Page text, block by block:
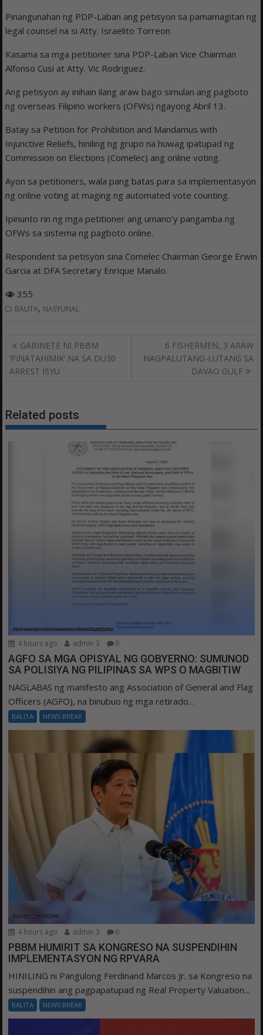
Pinangunahan ng PDP-Laban ang petisyon sa pamamagitan ng
legal counsel na si Atty. Israelito Torreon.
Kasama sa mga petitioner sina PDP-Laban Vice Chairman
Alfonso Cusi at Atty. Vic Rodriguez.
Ang petisyon ay inihain ilang araw bago simulan ang pagboto
ng overseas Filipino workers (OFWs) ngayong Abril 13.
Batay sa Petition for Prohibition and Mandamus with
Injunctive Reliefs, hiniling ng grupo na huwag ipatupad ng
Commission on Elections (Comelec) ang online voting.
Ayon sa petitioners, wala pang batas para sa implementasyon
ng online voting at maging ng automated vote counting.
Ipinunto rin ng mga petitioner ang umano’y pangamba ng
OFWs sa sistema ng pagboto online.
Respondent sa petisyon sina Comelec Chairman George Erwin
Garcia at DFA Secretary Enrique Manalo.
355
BALITA, NASYUNAL
Post
navigation
GABINETE NI PBBM
‘PINATAHIMIK’ NA SA DU30
ARREST ISYU
6 FISHERMEN, 3 ARAW
NAGPALUTANG-LUTANG SA
DAVAO GULF
Related posts
4 hours ago admin 3 0
AGFO SA MGA OPISYAL NG GOBYERNO: SUMUNOD
SA POLISIYA NG PILIPINAS SA WPS O MAGBITIW
NAGLABAS ng manifesto ang Association of General and Flag
Officers (AGFO), na binubuo ng mga retirado...
BALITA NEWS BREAK
4 hours ago admin 3 0
PBBM HUMIRIT SA KONGRESO NA SUSPENDIHIN
IMPLEMENTASYON NG RPVARA
HINILING ni Pangulong Ferdinand Marcos Jr. sa Kongreso na
suspendihin ang pagpapatupad ng Real Property Valuation...
BALITA NEWS BREAK